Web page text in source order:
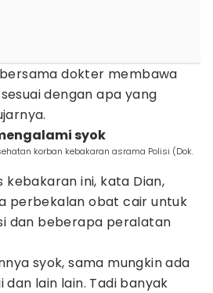
bersama dokter membawa
dengan apa yang
syok
korban kebakaran asrama Polisi (Dok.
kebakaran ini, kata Dian,
perbekalan obat cair untuk
dan beberapa peralatan
syok, sama mungkin ada
lain lain. Tadi banyak